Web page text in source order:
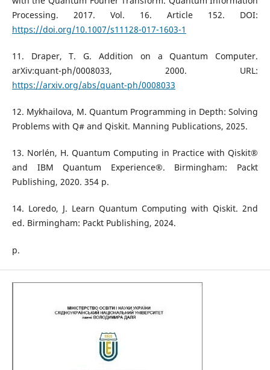
Processing. 2017. Vol. 16. Article 152. DOI:
https://doi.org/10.1007/s11128-017-1603-1
11. Draper, T. G. Addition on a Quantum Computer.
arXiv:quant-ph/0008033, 2000. URL:
https://arxiv.org/abs/quant-ph/0008033
12. Mykhailova, M. Quantum Programming in Depth: Solving
Problems with Q# and Qiskit. Manning Publications, 2025.
13. Norlén, H. Quantum Computing in Practice with Qiskit®
and IBM Quantum Experience®. Birmingham: Packt
Publishing, 2020. 354 p.
14. Loredo, J. Learn Quantum Computing with Qiskit. 2nd
ed. Birmingham: Packt Publishing, 2024.
p.